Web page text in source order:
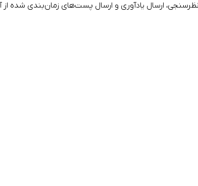
ارسال یادآوری و ارسال پست‌های زمان‌بندی شده